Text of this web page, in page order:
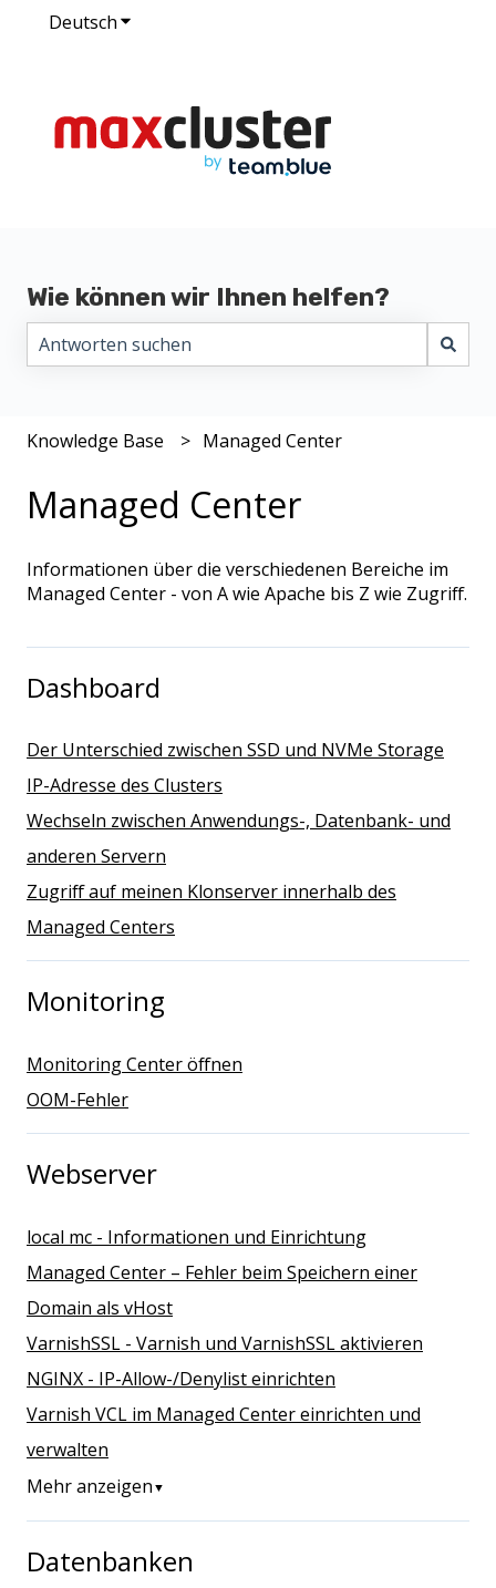
DeutschUntermenü für Übersetzungen anzeigen
Wie können wir Ihnen helfen?
Knowledge Base Managed Center
Managed Center
Informationen über die verschiedenen Bereiche im
Managed Center - von A wie Apache bis Z wie Zugriff.
Dashboard
Der Unterschied zwischen SSD und NVMe Storage
IP-Adresse des Clusters
Wechseln zwischen Anwendungs-, Datenbank- und
anderen Servern
Zugriff auf meinen Klonserver innerhalb des
Managed Centers
Monitoring
Monitoring Center öffnen
OOM-Fehler
Webserver
local mc - Informationen und Einrichtung
Managed Center – Fehler beim Speichern einer
Domain als vHost
VarnishSSL - Varnish und VarnishSSL aktivieren
NGINX - IP-Allow-/Denylist einrichten
Varnish VCL im Managed Center einrichten und
verwalten
Mehr anzeigen ▼
Datenbanken